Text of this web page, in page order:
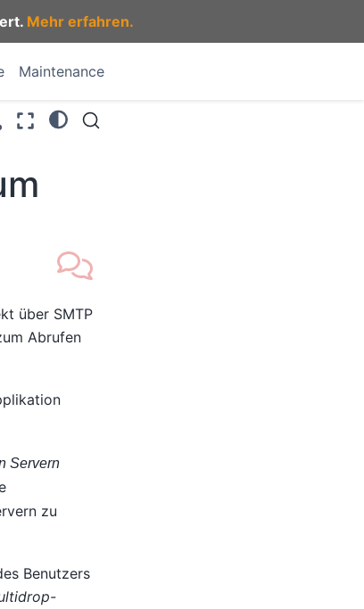
Mehr erfahren.
Maintenance
über SMTP
Abrufen
Servern
zu
Benutzers